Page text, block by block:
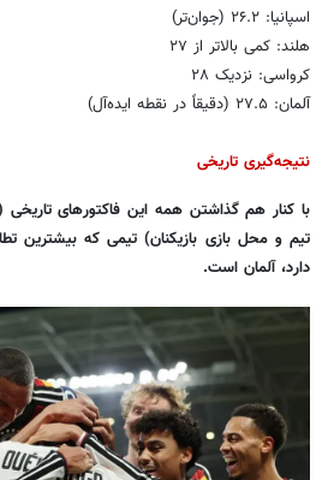
اسپانیا: ۲۶.۲ (جوان‌تر)
هلند: کمی بالاتر از ۲۷
کرواسی: نزدیک ۲۸
آلمان: ۲۷.۵ (دقیقاً در نقطه ایده‌آل)
نتیجه‌گیری تاریخی
با کنار هم گذاشتن همه این فاکتورهای
تیم و محل بازی بازیکنان) تیمی که بیشترین
دارد، آلمان است.